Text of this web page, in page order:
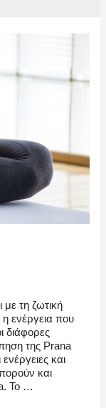
τη ζωτική
ενέργεια που
διάφορες
της Prana
και
και
Το …